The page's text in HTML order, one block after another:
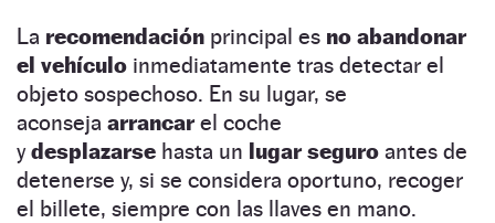
La recomendación principal es no abandonar
el vehículo inmediatamente tras detectar el
objeto sospechoso. En su lugar, se
aconseja arrancarel coche
ydesplazarse hasta un lugar seguro antes de
detenerse y, si se considera oportuno, recoger
el billete, siempre con las llaves en mano.